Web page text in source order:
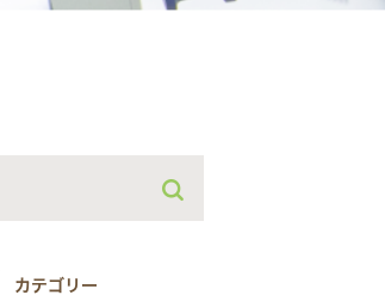
カテゴリー